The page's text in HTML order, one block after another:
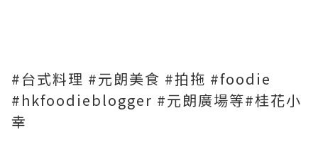
#台式料理 #元朗美食 #拍拖 #foodie
#hkfoodieblogger #元朗廣場等#桂花小
幸